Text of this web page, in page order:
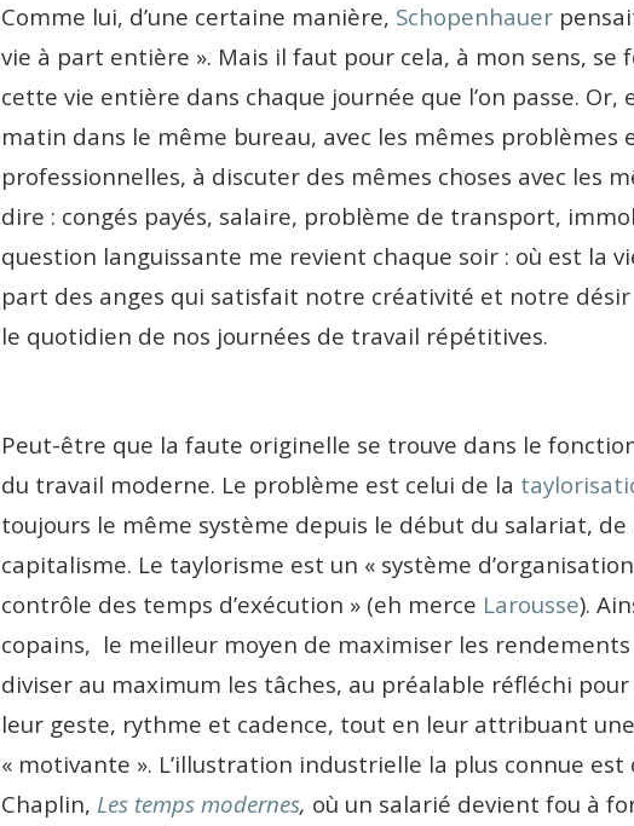
Comme lui, d’une certaine manière, Schopenhauer
vie à part entière ». Mais il faut pour cela, à mon sens, se
cette vie entière dans chaque journée que l’on passe.
matin dans le même bureau, avec les mêmes problèmes
professionnelles, à discuter des mêmes choses avec les
dire : congés payés, salaire, problème de transport,
question languissante me revient chaque soir : où est la
part des anges qui satisfait notre créativité et notre désir
le quotidien de nos journées de travail répétitives.
Peut-être que la faute originelle se trouve dans le
du travail moderne. Le problème est celui de la
toujours le même système depuis le début du salariat,
capitalisme. Le taylorisme est un « système
contrôle des temps d’exécution » (eh merce Larousse).
copains, le meilleur moyen de maximiser les
diviser au maximum les tâches, au préalable réfléchi
leur geste, rythme et cadence, tout en leur attribuant
« motivante ». L’illustration industrielle la plus connue
Chaplin, Les temps modernes, où un salarié devient fou à